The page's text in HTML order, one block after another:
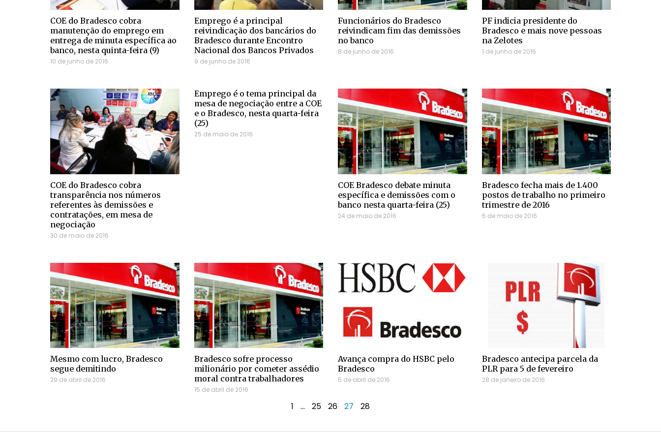
COE do Bradesco cobra
manutenção do emprego em
entrega de minuta específica ao
banco, nesta quinta-feira (9)
10 de junho de 2016
Emprego é a principal
reivindicação dos bancários do
Bradesco durante Encontro
Nacional dos Bancos Privados
9 de junho de 2016
Funcionários do Bradesco
reivindicam fim das demissões
no banco
8 de junho de 2016
PF indicia presidente do
Bradesco e mais nove pessoas
na Zelotes
1 de junho de 2016
COE do Bradesco cobra
transparência nos números
referentes às demissões e
contratações, em mesa de
negociação
30 de maio de 2016
Emprego é o tema principal da
mesa de negociação entre a COE
e o Bradesco, nesta quarta-feira
(25)
25 de maio de 2016
COE Bradesco debate minuta
específica e demissões com o
banco nesta quarta-feira (25)
24 de maio de 2016
Bradesco fecha mais de 1.400
postos de trabalho no primeiro
trimestre de 2016
6 de maio de 2016
Mesmo com lucro, Bradesco
segue demitindo
29 de abril de 2016
Bradesco sofre processo
milionário por cometer assédio
moral contra trabalhadores
15 de abril de 2016
Avança compra do HSBC pelo
Bradesco
5 de abril de 2016
Bradesco antecipa parcela da
PLR para 5 de fevereiro
28 de janeiro de 2016
1 … 25 26 27 28